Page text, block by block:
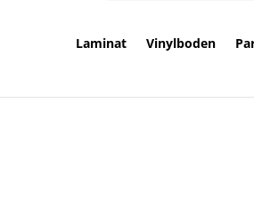
Laminat Vinylboden